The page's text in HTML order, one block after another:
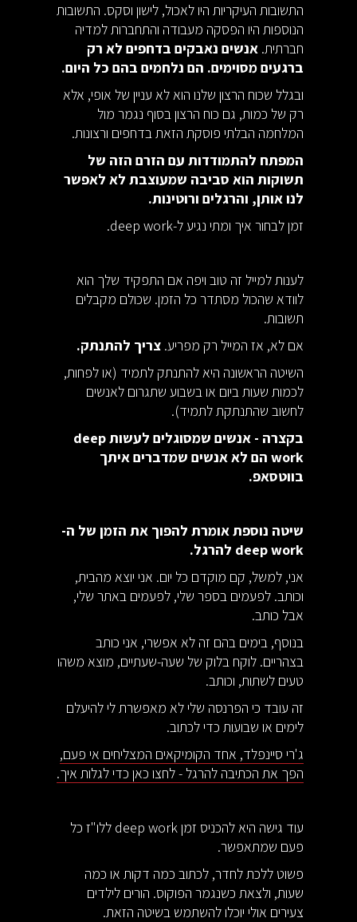
התשובות העיקריות היו לאכול, לישון וסקס. התשובות
הנוספות היו הפסקה מעבודה והתחברות למדיה
חברתית.אנשים נאבקים בדחפים לא רק
ברגעים מסוימים. הם נלחמים בהם כל היום.
ובגלל שכוח הרצון שלנו הוא לא עניין של אופי, אלא
רק של כמות, גם כוח הרצון בסוף נגמר מול
המלחמה הבלתי פוסקת הזאת בדחפים ורצונות.
המפתח להתמודדות עם הזרם הזה של
תשוקות הוא סביבה שמעוצבת לא לאפשר
לנו אותן, והרגלים ורוטינות.
זמן לבחור איך ומתי נגיע ל-deep work.
לענות למייל זה טוב ויפה אם התפקיד שלך הוא
לוודא שהכול מסתדר כל הזמן. שכולם מקבלים
תשובות.
אם לא, אז המייל רק מפריע.צריך להתנתק.
השיטה הראשונה היא להתנתק לתמיד (או לפחות,
לכמות שעות ביום או בשבוע שתגרום לאנשים
לחשוב שהתנתקת לתמיד).
בקצרה - אנשים שמסוגלים לעשות deep
work הם לא אנשים שמדברים איתך
בווטסאפ.
שיטה נוספת אומרת להפוך את הזמן של ה-
deep work להרגל.
אני, למשל, קם מוקדם כל יום. אני יוצא מהבית,
וכותב. לפעמים בספר שלי, לפעמים באתר שלי,
אבל כותב.
בנוסף, בימים בהם זה לא אפשרי, אני כותב
בצהריים. לוקח בלוק של שעה-שעתיים, מוצא משהו
טעים לשתות, וכותב.
זה עובד כי הפרנסה שלי לא מאפשרת לי להיעלם
לימים או שבועות כדי לכתוב.
ג'רי סיינפלד, אחד הקומיקאים המצליחים אי פעם,
הפך את הכתיבה להרגל - לחצו כאן כדי לגלות איך.
עוד גישה היא להכניס זמן deep work ללו"ז כל
פעם שמתאפשר.
פשוט ללכת לחדר, לכתוב כמה דקות או כמה
שעות, ולצאת כשנגמר הפוקוס. הורים לילדים
צעירים אולי יוכלו להשתמש בשיטה הזאת.